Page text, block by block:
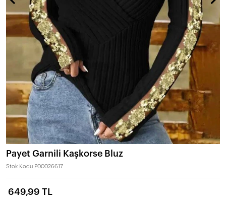
Payet Garnili Kaşkorse Bluz
Stok Kodu P00026617
649,99 TL